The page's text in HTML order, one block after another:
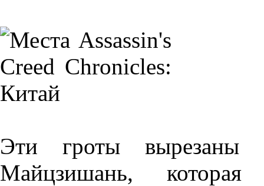
Эти гроты вырезаны
Майцзишань,